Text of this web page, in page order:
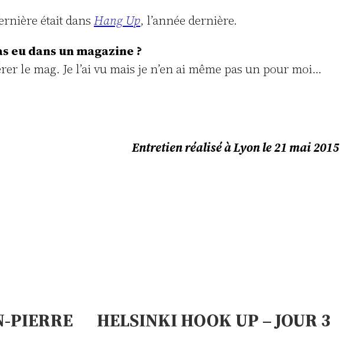
était dans Hang Up, l’année dernière.
dans un magazine ?
le mag. Je l’ai vu mais je n’en ai même pas un pour moi…
Entretien réalisé à Lyon le 21 mai 2015
PIERRE
HELSINKI HOOK UP – JOUR 3